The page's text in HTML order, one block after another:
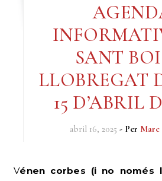
SANT
LLOBREGAT
15 D’ABRIL
abril 16, 2025 - Per Marc
Vénen corbes (i no només les de la B-25)! A